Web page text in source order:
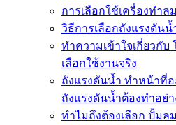
การเลือกใช้เครื่องทำล
วิธีการเลือกถังแรงดันน้
ทำความเข้าใจเกี่ยวกั
เลือกใช้งานจริง
ถังแรงดันน้ำ ทำหน้าที่อ
ถังแรงดันน้ำต้องทำอย่า
ทำไมถึงต้องเลือก ปั้มลม